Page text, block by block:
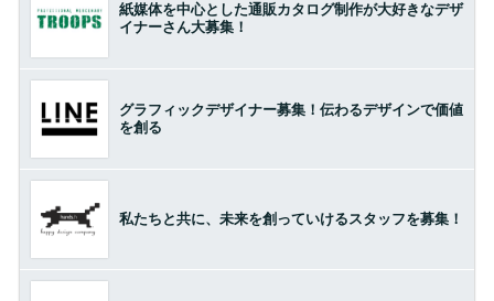
紙媒体を中心とした通販カタログ制作が大好きなデザ
イナーさん大募集！
グラフィックデザイナー募集！伝わるデザインで価値
を創る
私たちと共に、未来を創っていけるスタッフを募集！